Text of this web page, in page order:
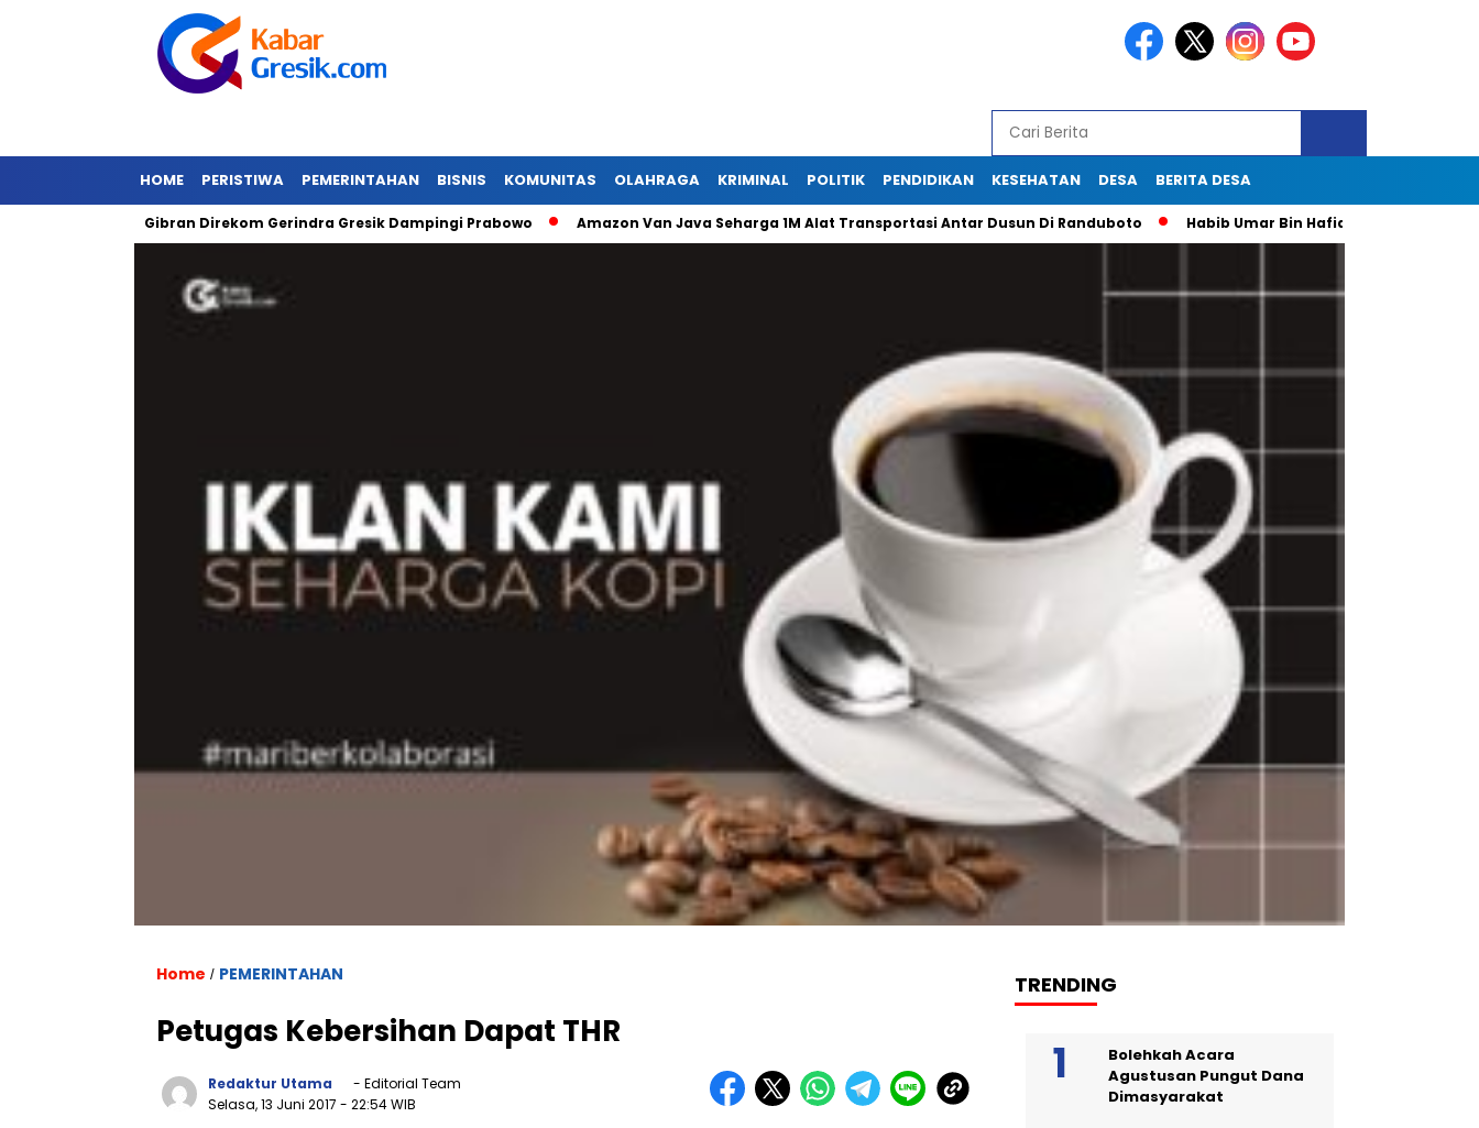
HOME PERISTIWA PEMERINTAHAN BISNIS KOMUNITAS OLAHRAGA KRIMINAL POLITIK PENDIDIKAN KESEHATAN DESA BERITA DESA
Gibran Direkom Gerindra Gresik Dampingi Prabowo Amazon Van Java Seharga 1M Alat Transportasi Antar Dusun Di Randuboto Habib Umar Bin Hafidz Ingatkan Warga Gresik
Home / PEMERINTAHAN
Petugas Kebersihan Dapat THR
Redaktur Utama
- Editorial Team
Selasa, 13 Juni 2017 - 22:54 WIB
TRENDING
Bolehkah Acara
Agustusan Pungut Dana
Dimasyarakat